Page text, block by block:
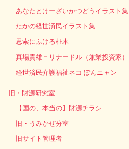
あなたとけーざいかつどうイラスト集
たかの経世済民イラスト集
思索にふける柾木
真場貴雄＝リナードル（兼業投資家）
経世済民介護福祉ネコ ぽんニャン
E 旧・財源研究室
【国の、本当の】財源チラシ
旧・うみかぜ分室
旧サイト管理者